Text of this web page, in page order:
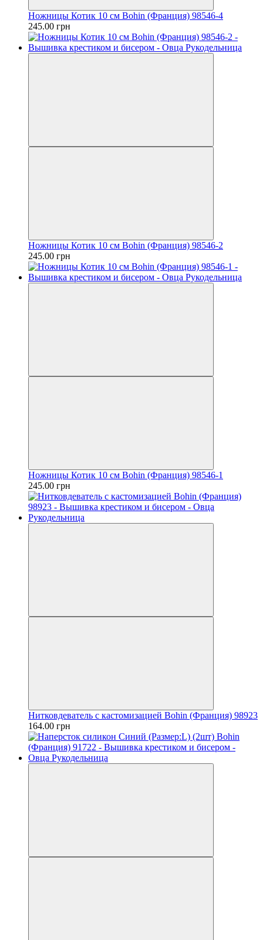
Ножницы Котик 10 см Bohin (Франция) 98546-4
245.00 грн
Ножницы Котик 10 см Bohin (Франция) 98546-2
245.00 грн
Ножницы Котик 10 см Bohin (Франция) 98546-1
245.00 грн
Нитковдеватель с кастомизацией Bohin (Франция) 98923
164.00 грн